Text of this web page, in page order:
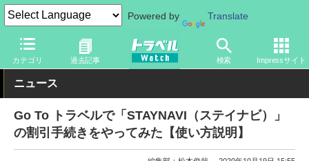
Powered by Translate
カテゴリ 過去記事 検索 Impressサイト
トラベル Watch 地域 国内旅行
ニュース
Go To トラベルで「STAYNAVI（ステイナビ）」
の割引手続きをやってみた【使い方説明】